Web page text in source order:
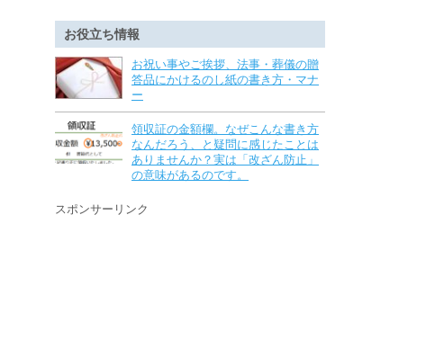
お役立ち情報
お祝い事やご挨拶、法事・葬儀の贈
答品にかけるのし紙の書き方・マナ
ー
領収証の金額欄。なぜこんな書き方
なんだろう、と疑問に感じたことは
ありませんか？実は「改ざん防止」
の意味があるのです。
スポンサーリンク